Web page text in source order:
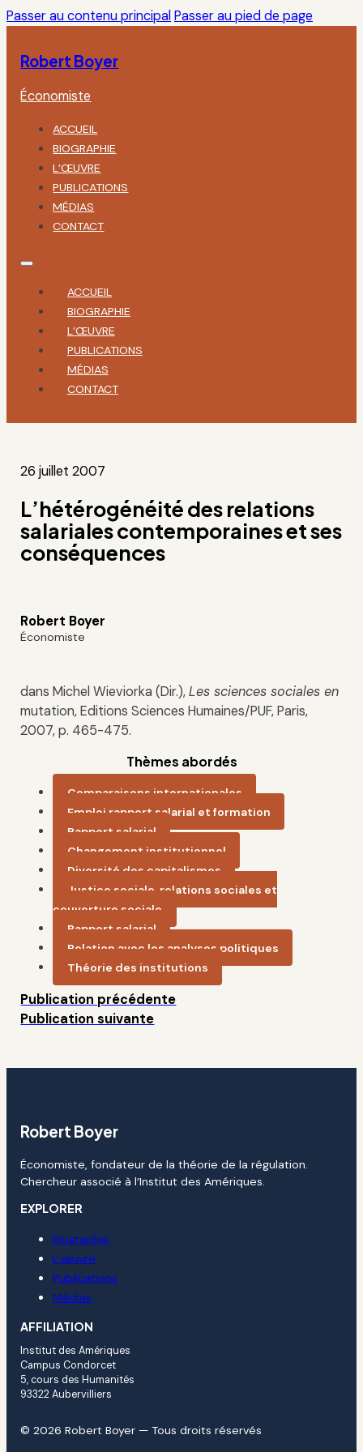
Passer au contenu principal Passer au pied de page
Robert Boyer
Économiste
ACCUEIL
BIOGRAPHIE
L’ŒUVRE
PUBLICATIONS
MÉDIAS
CONTACT
ACCUEIL
BIOGRAPHIE
L’ŒUVRE
PUBLICATIONS
MÉDIAS
CONTACT
26 juillet 2007
L’hétérogénéité des relations
salariales contemporaines et ses
conséquences
Robert Boyer
Économiste
dans Michel Wieviorka (Dir.),Les sciences sociales en
mutation, Editions Sciences Humaines/PUF, Paris,
2007, p. 465-475.
Thèmes abordés
Comparaisons internationales
Emploi,rapport salarial et formation
Rapport salarial
Changement institutionnel
Diversité des capitalismes
Justice sociale, relations sociales et
couverture sociale
Rapport salarial
Relation avec les analyses politiques
Théorie des institutions
Publication précédente
Publication suivante
Robert Boyer
Économiste, fondateur de la théorie de la régulation.
Chercheur associé à l’Institut des Amériques.
EXPLORER
Biographie
L’œuvre
Publications
Médias
AFFILIATION
Institut des Amériques
Campus Condorcet
5, cours des Humanités
93322 Aubervilliers
© 2026 Robert Boyer — Tous droits réservés